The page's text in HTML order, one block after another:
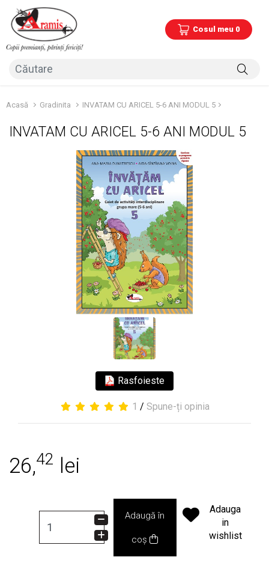
Cosul meu 0
Acasă Gradinita INVATAM CU ARICEL 5-6 ANI MODUL 5
INVATAM CU ARICEL 5-6 ANI MODUL 5
Rasfoieste
1 / Spune-ți opinia
26,42 lei
Adaugă în
coș
Adauga
in
wishlist